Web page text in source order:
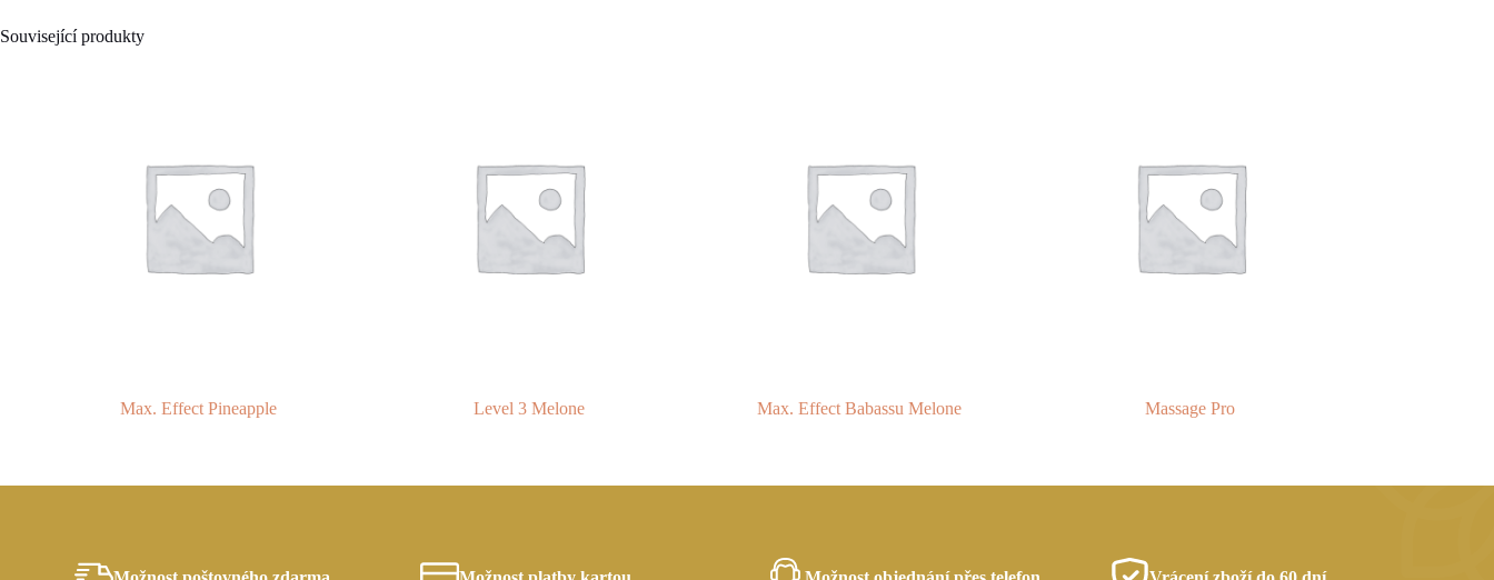
Související produkty
Max. Effect Pineapple Level 3 Melone Max. Effect Babassu Melone Massage Pro